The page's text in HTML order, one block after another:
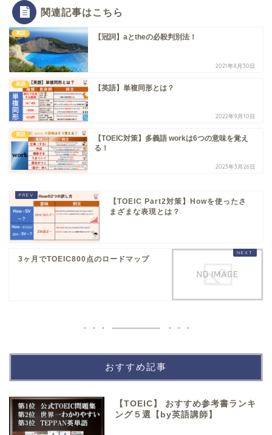
関連記事はこちら
英語 【冠詞】aとtheの必殺判別法！
2021年8月30日
英語 【英語】単複同形とは？
2022年9月10日
英語
【TOEIC対策】多義語 workは6つの意味を覚え
る！
2023年3月26日
【TOEIC Part2対策】Howを使ったさ
まざまな表現とは？
3ヶ月でTOEIC800点のロードマップ
おすすめ記事
【TOEIC】 おすすめ参考書ランキ
ング５選【by英語講師】